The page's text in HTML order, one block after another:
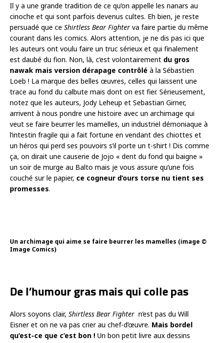
Il y a une grande tradition de ce qu’on appelle les nanars au
cinoche et qui sont parfois devenus cultes. Eh bien, je reste
persuadé que ce Shirtless Bear Fighter va faire partie du même
courant dans les comics. Alors attention, je ne dis pas ici que
les auteurs ont voulu faire un truc sérieux et qui finalement
est daubé du fion. Non, là, c’est volontairement du gros
nawak mais version dérapage contrôlé à la Sébastien
Loeb ! La marque des belles œuvres, celles qui laissent une
trace au fond du calbute mais dont on est fier. Sérieusement,
notez que les auteurs, Jody Leheup et Sebastian Girner,
arrivent à nous pondre une histoire avec un archimage qui
veut se faire beurrer les mamelles, un industriel démoniaque à
l’intestin fragile qui a fait fortune en vendant des chiottes et
un héros qui perd ses pouvoirs s’il porte un t-shirt ! Dis comme
ça, on dirait une causerie de Jojo « dent du fond qui baigne »
un soir de murge au Balto mais je vous assure qu’une fois
couché sur le papier, ce cogneur d’ours torse nu tient ses
promesses.
Un archimage qui aime se faire beurrer les mamelles (image ©
Image Comics)
De l’humour gras mais qui colle pas
Alors soyons clair, Shirtless Bear Fighter n’est pas du Will
Eisner et on ne va pas crier au chef-d’œuvre. Mais bordel
qu’est-ce que c’est bon ! Un bon petit livre aux dessins